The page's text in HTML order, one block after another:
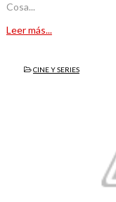
Cosa...
Leer más...
CINE Y SERIES